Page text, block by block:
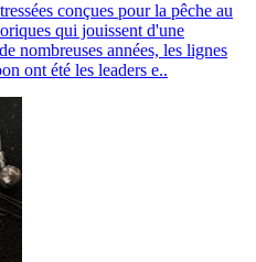
conçues pour la pêche au
qui jouissent d'une
nombreuses années, les lignes
ont été les leaders e..